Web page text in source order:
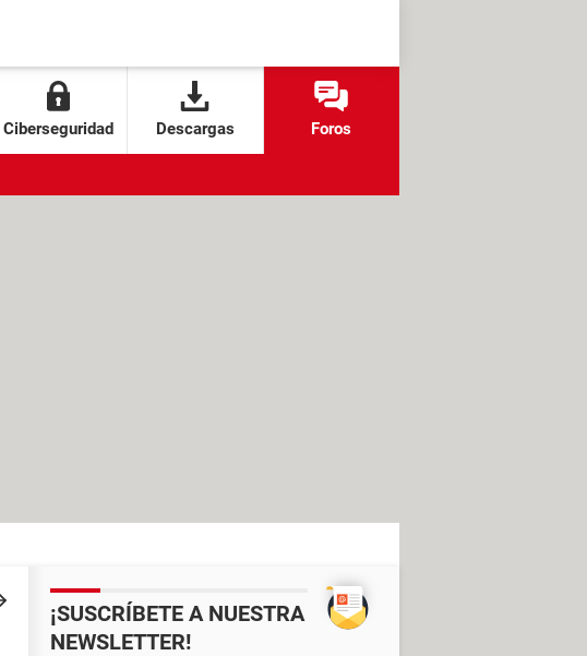
Ciberseguridad Descargas Foros
¡SUSCRÍBETE A NUESTRA
NEWSLETTER!